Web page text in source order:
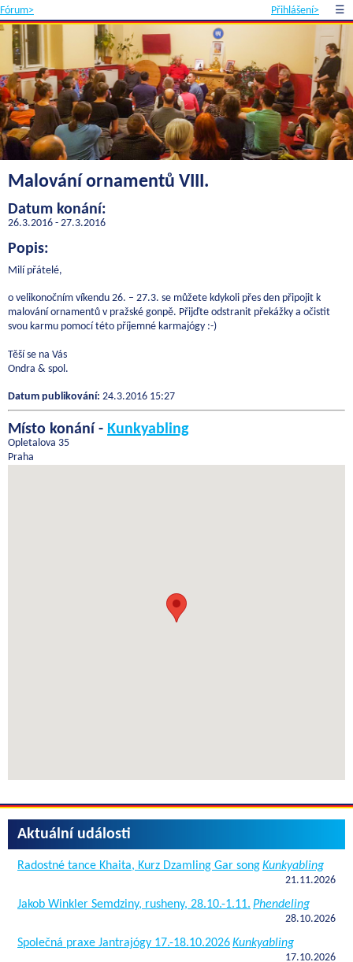
Fórum> Přihlášení> ☰
Malování ornamentů VIII.
Datum konání:
26.3.2016 - 27.3.2016
Popis:
Milí přátelé,
o velikonočním víkendu 26. – 27.3. se můžete kdykoli přes den připojit k
malování ornamentů v pražské gonpě. Přijďte odstranit překážky a očistit
svou karmu pomocí této příjemné karmajógy :-)
Těší se na Vás
Ondra & spol.
Datum publikování: 24.3.2016 15:27
Místo konání - Kunkyabling
Opletalova 35
Praha
Aktuální události
Radostné tance Khaita, Kurz Dzamling Gar songKunkyabling
21.11.2026
Jakob Winkler Semdziny, rusheny, 28.10.-1.11. Phendeling
28.10.2026
Společná praxe Jantrajógy 17.-18.10.2026Kunkyabling
17.10.2026